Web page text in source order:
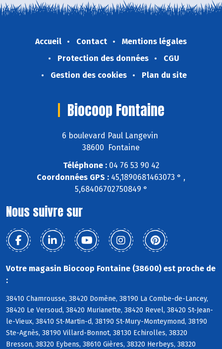
Accueil Contact
Mentions légales
Protection des données
CGU
Gestion des cookies
Plan du site
Biocoop Fontaine
6 boulevard Paul Langevin
38600 Fontaine
Téléphone :04 76 53 90 42
Coordonnées GPS : 45,1890681463073 ° ,
5,68406702750849 °
Nous suivre sur
Votre magasin Biocoop Fontaine (38600) est proche de
:
38410 Chamrousse, 38420 Domène, 38190 La Combe-de-Lancey,
38420 Le Versoud, 38420 Murianette, 38420 Revel, 38420 St-Jean-
le-Vieux, 38410 St-Martin-d, 38190 St-Mury-Monteymond, 38190
Ste-Agnès, 38190 Villard-Bonnot, 38130 Echirolles, 38320
Bresson, 38320 Eybens, 38610 Gières, 38320 Herbeys, 38320